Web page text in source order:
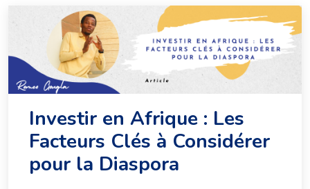
Investir en Afrique : Les
Facteurs Clés à Considérer
pour la Diaspora